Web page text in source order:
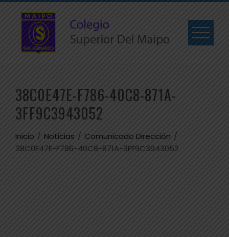
38C0E47E-F786-40C8-871A-
3FF9C3943052
Inicio Noticias
Comunicado Dirección
38C0E47E-F786-40C8-871A-3FF9C3943052